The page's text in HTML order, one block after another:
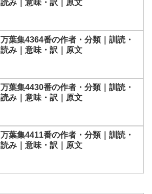
読み｜意味・訳｜原文
万葉集4364番の作者・分類｜訓読・
読み｜意味・訳｜原文
万葉集4430番の作者・分類｜訓読・
読み｜意味・訳｜原文
万葉集4411番の作者・分類｜訓読・
読み｜意味・訳｜原文